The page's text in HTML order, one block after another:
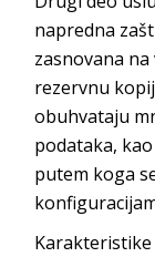
napredna
zasnovana
rezervnu
obuhvataju
podataka,
putem koga